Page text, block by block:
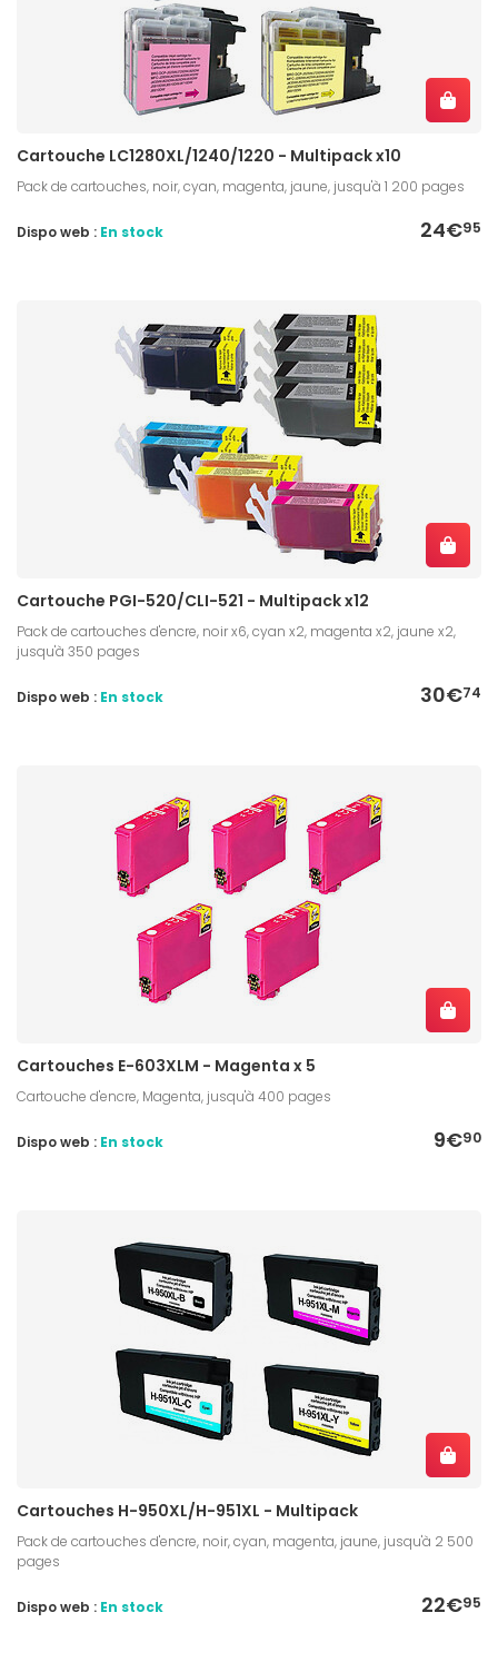
Cartouche LC1280XL/1240/1220 - Multipack x10
Pack de cartouches, noir, cyan, magenta, jaune, jusqu'à 1 200 pages
24€95
Dispo web : En stock
Cartouche PGI-520/CLI-521 - Multipack x12
Pack de cartouches d'encre, noir x6, cyan x2, magenta x2, jaune x2,
jusqu'à 350 pages
30€74
Dispo web : En stock
Cartouches E-603XLM - Magenta x 5
Cartouche d'encre, Magenta, jusqu'à 400 pages
9€90
Dispo web : En stock
Cartouches H-950XL/H-951XL - Multipack
Pack de cartouches d'encre, noir, cyan, magenta, jaune, jusqu'à 2 500
pages
22€95
Dispo web : En stock